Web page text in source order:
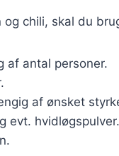
chili, skal du
af antal personer.
af ønsket
evt. hvidløgspulver.